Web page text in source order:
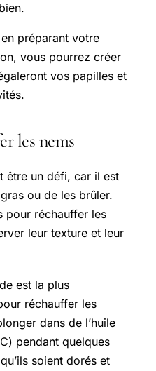
préparant votre
vous pourrez créer
vos papilles et
les nems
être un défi, car il est
ou de les brûler.
pour réchauffer les
leur texture et leur
est la plus
réchauffer les
dans de l’huile
pendant quelques
soient dorés et